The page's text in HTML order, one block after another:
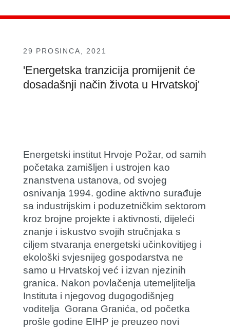
29 PROSINCA, 2021
'Energetska tranzicija promijenit će
dosadašnji način života u Hrvatskoj'
Energetski institut Hrvoje Požar, od samih
početaka zamišljen i ustrojen kao
znanstvena ustanova, od svojeg
osnivanja 1994. godine aktivno surađuje
sa industrijskim i poduzetničkim sektorom
kroz brojne projekte i aktivnosti, dijeleći
znanje i iskustvo svojih stručnjaka s
ciljem stvaranja energetski učinkovitijeg i
ekološki svjesnijeg gospodarstva ne
samo u Hrvatskoj već i izvan njezinih
granica. Nakon povlačenja utemeljitelja
Instituta i njegovog dugogodišnjeg
voditelja Gorana Granića, od početka
prošle godine EIHP je preuzeo novi